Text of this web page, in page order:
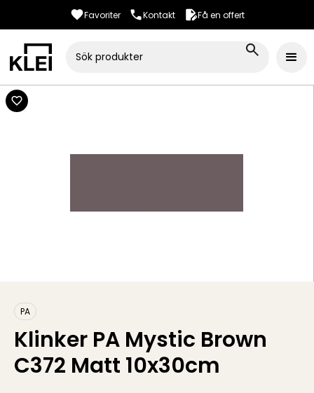
Favoriter Kontakt Få en offert
PA
Klinker PA Mystic Brown
C372 Matt 10x30cm